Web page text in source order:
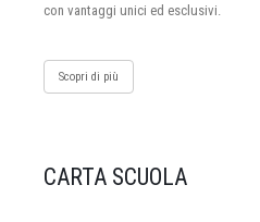
con vantaggi unici ed esclusivi.
Scopri di più
CARTA SCUOLA